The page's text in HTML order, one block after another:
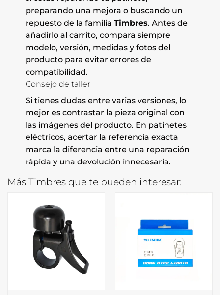
preparando una mejora o buscando un
repuesto de la familia Timbres. Antes de
añadirlo al carrito, compara siempre
modelo, versión, medidas y fotos del
producto para evitar errores de
compatibilidad.
Consejo de taller
Si tienes dudas entre varias versiones, lo
mejor es contrastar la pieza original con
las imágenes del producto. En patinetes
eléctricos, acertar la referencia exacta
marca la diferencia entre una reparación
rápida y una devolución innecesaria.
Más Timbres que te pueden interesar: